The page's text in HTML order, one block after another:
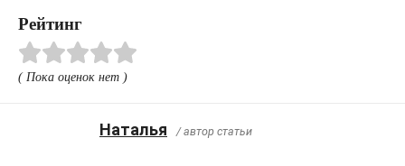
Рейтинг
( Пока оценок нет )
Наталья / автор статьи